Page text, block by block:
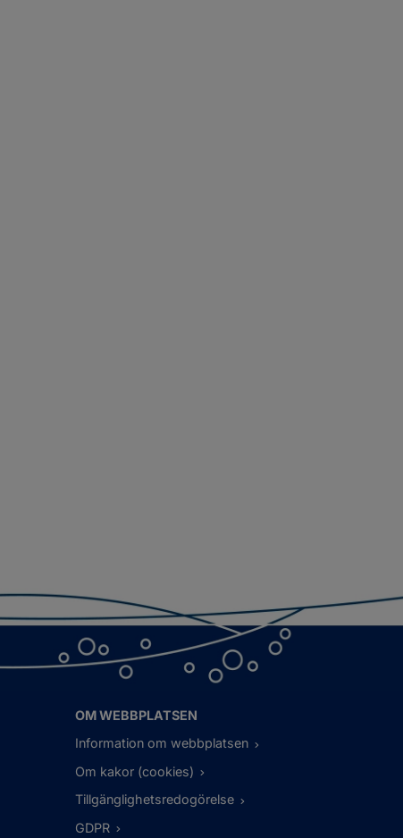
OM WEBBPLATSEN
Information om webbplatsen
Om kakor (cookies)
Tillgänglighetsredogörelse
GDPR